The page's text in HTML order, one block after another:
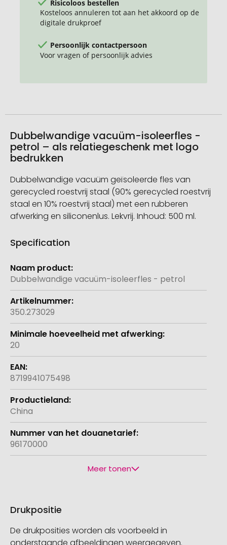
Risicoloos bestellen
Kosteloos annuleren tot aan het akkoord op de
digitale drukproef
Persoonlijk contactpersoon
Voor vragen of persoonlijk advies
Dubbelwandige vacuüm-isoleerfles -
petrol – als relatiegeschenk met logo
bedrukken
Dubbelwandige vacuüm geïsoleerde fles van
gerecycled roestvrij staal (90% gerecycled roestvrij
staal en 10% roestvrij staal) met een rubberen
afwerking en siliconenlus. Lekvrij. Inhoud: 500 ml.
Specification
Meer
informatie
Dubbelwandige vacuüm-isoleerfles - petrol
350.273029
20
8719941075498
China
96170000
Meer tonen
Drukpositie
De drukposities worden als voorbeeld in